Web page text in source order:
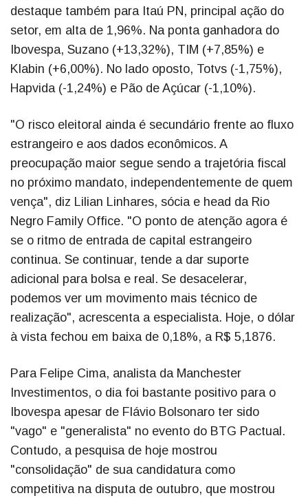
destaque também para Itaú PN, principal ação do
setor, em alta de 1,96%. Na ponta ganhadora do
Ibovespa, Suzano (+13,32%), TIM (+7,85%) e
Klabin (+6,00%). No lado oposto, Totvs (-1,75%),
Hapvida (-1,24%) e Pão de Açúcar (-1,10%).
"O risco eleitoral ainda é secundário frente ao fluxo
estrangeiro e aos dados econômicos. A
preocupação maior segue sendo a trajetória fiscal
no próximo mandato, independentemente de quem
vença", diz Lilian Linhares, sócia e head da Rio
Negro Family Office. "O ponto de atenção agora é
se o ritmo de entrada de capital estrangeiro
continua. Se continuar, tende a dar suporte
adicional para bolsa e real. Se desacelerar,
podemos ver um movimento mais técnico de
realização", acrescenta a especialista. Hoje, o dólar
à vista fechou em baixa de 0,18%, a R$ 5,1876.
Para Felipe Cima, analista da Manchester
Investimentos, o dia foi bastante positivo para o
Ibovespa apesar de Flávio Bolsonaro ter sido
"vago" e "generalista" no evento do BTG Pactual.
Contudo, a pesquisa de hoje mostrou
"consolidação" de sua candidatura como
competitiva na disputa de outubro, que mostrou